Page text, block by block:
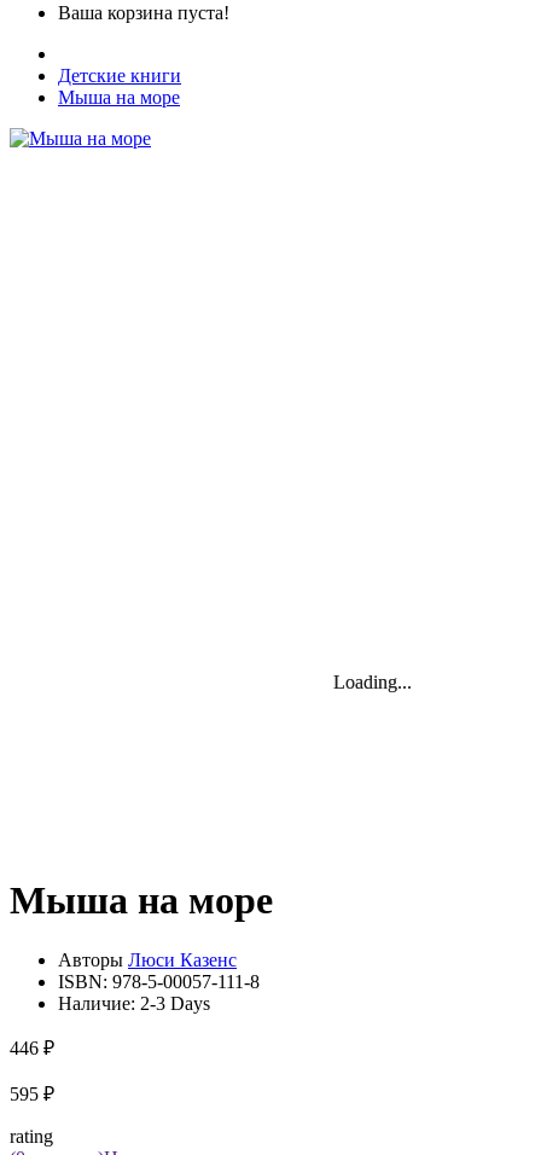
Ваша корзина пуста!
Детские книги
Мыша на море
Loading...
Loading...
Loading...
Мыша на море
Авторы Люси Казенс
ISBN: 978-5-00057-111-8
Наличие: 2-3 Days
446 ₽
595 ₽
rating